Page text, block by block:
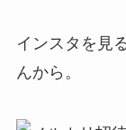
インスタを見
んから。